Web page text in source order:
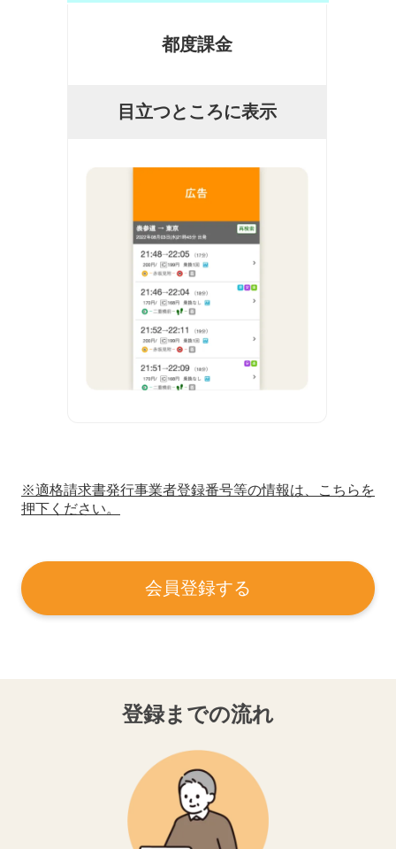
都度課金
目立つところに表示
※適格請求書発行事業者登録番号等の情報は、こちらを
押下ください。
会員登録する
登録までの流れ